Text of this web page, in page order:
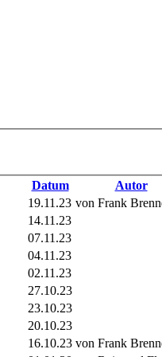
Datum
Autor
19.11.23 von Frank
14.11.23
07.11.23
04.11.23
02.11.23
27.10.23
23.10.23
20.10.23
16.10.23 von Frank